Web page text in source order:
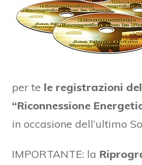
per te le registrazioni
“Riconnessione
in occasione dell’ultimo
IMPORTANTE: la